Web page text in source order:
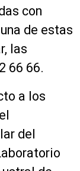
con
de estas
las
66 66.
a los
del